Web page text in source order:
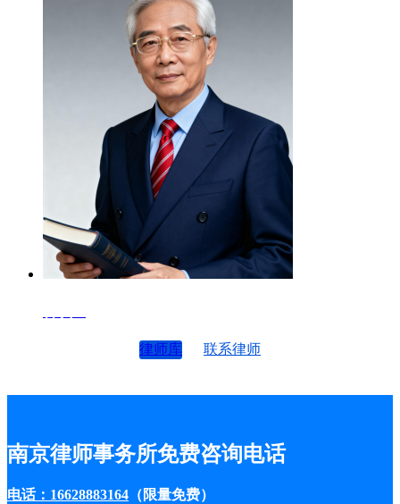
律师库 联系律师
南京律师事务所免费咨询电话
电话：16628883164 （限量免费）